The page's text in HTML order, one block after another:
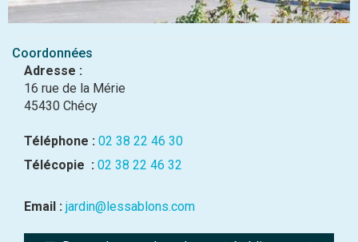
Coordonnées
Adresse :
16 rue de la Mérie
45430 Chécy
Téléphone : 02 38 22 46 30
Télécopie : 02 38 22 46 32
Email : jardin@lessablons.com